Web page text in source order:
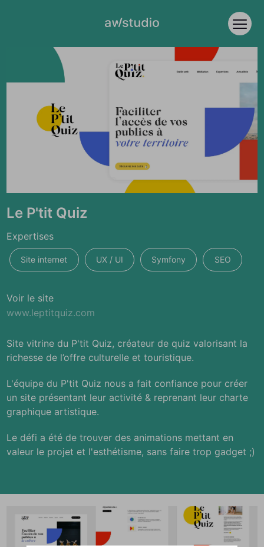
Accèder directement au contenu
Le P'tit Quiz
Expertises
Site internet UX / UI Symfony SEO
Voir le site
www.leptitquiz.com
Site vitrine du P'tit Quiz, créateur de quiz valorisant la
richesse de l’offre culturelle et touristique.
L'équipe du P'tit Quiz nous a fait confiance pour créer
un site présentant leur activité & reprenant leur charte
graphique artistique.
Le défi a été de trouver des animations mettant en
valeur le projet et l'esthétisme, sans faire trop gadget ;)